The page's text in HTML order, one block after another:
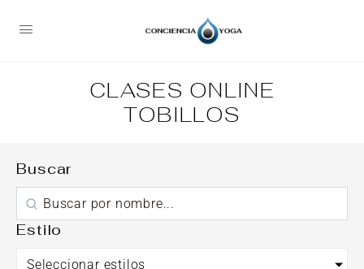
CLASES ONLINE
TOBILLOS
Buscar
Estilo
Seleccionar estilos